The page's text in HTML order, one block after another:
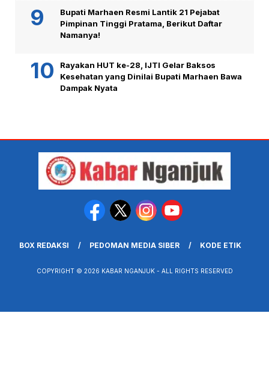
Bupati Marhaen Resmi Lantik 21 Pejabat
Pimpinan Tinggi Pratama, Berikut Daftar
Namanya!
Rayakan HUT ke-28, IJTI Gelar Baksos
Kesehatan yang Dinilai Bupati Marhaen Bawa
Dampak Nyata
BOX REDAKSI PEDOMAN MEDIA SIBER KODE ETIK
COPYRIGHT © 2026 KABAR NGANJUK - ALL RIGHTS RESERVED